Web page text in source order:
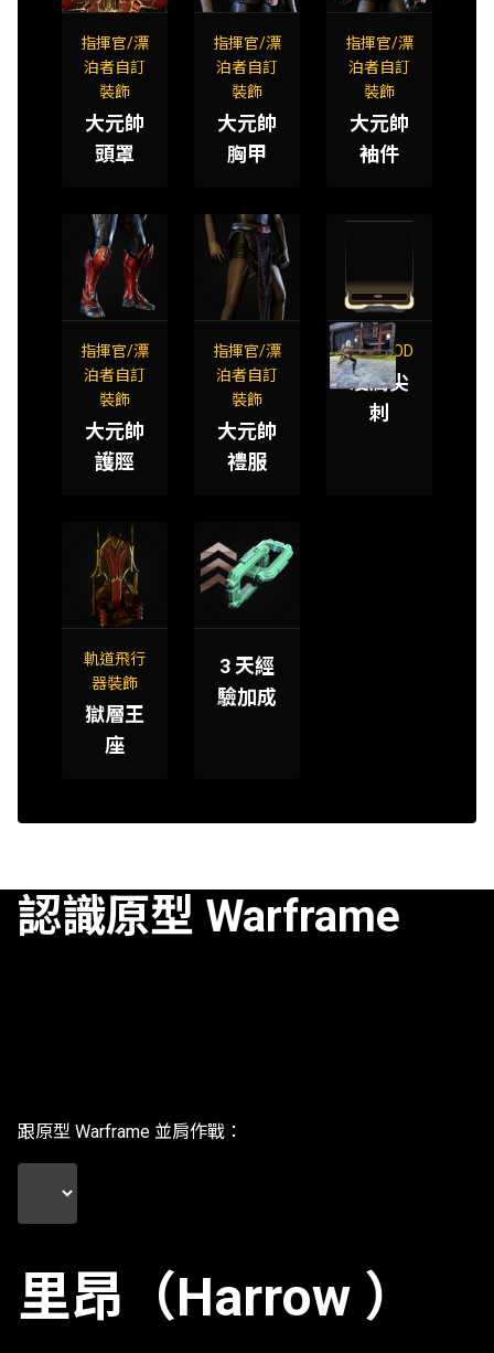
指揮官/漂
泊者自訂
裝飾
大元帥
頭罩
指揮官/漂
泊者自訂
裝飾
大元帥
胸甲
指揮官/漂
泊者自訂
裝飾
大元帥
袖件
指揮官/漂
泊者自訂
裝飾
大元帥
護脛
指揮官/漂
泊者自訂
裝飾
大元帥
禮服
刺刀 MOD
凌厲尖
刺
軌道飛行
器裝飾
獄層王
座
3 天經
驗加成
認識原型 Warframe
跟原型 Warframe 並肩作戰：
里昂（Harrow ）